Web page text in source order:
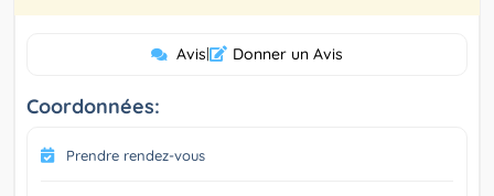
Avis| Donner un Avis
Coordonnées:
Prendre rendez-vous